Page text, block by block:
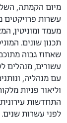
מיום הקמתה,
עשרות פרויקטים
תכנון שונים.
שאחוז גבוה
עשורים, מנהלים
עם מנהליה,
וליאור פניות
התחדשות
לפני עשרות שנים.